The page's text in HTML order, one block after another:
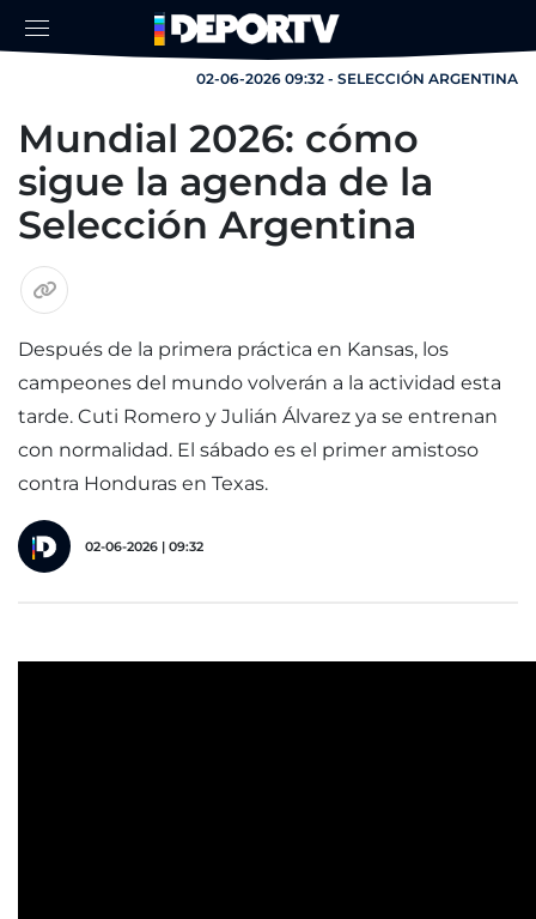
02-06-2026 09:32 - SELECCIÓN ARGENTINA
Mundial 2026: cómo
sigue la agenda de la
Selección Argentina
Después de la primera práctica en Kansas, los
campeones del mundo volverán a la actividad esta
tarde. Cuti Romero y Julián Álvarez ya se entrenan
con normalidad. El sábado es el primer amistoso
contra Honduras en Texas.
02-06-2026 | 09:32